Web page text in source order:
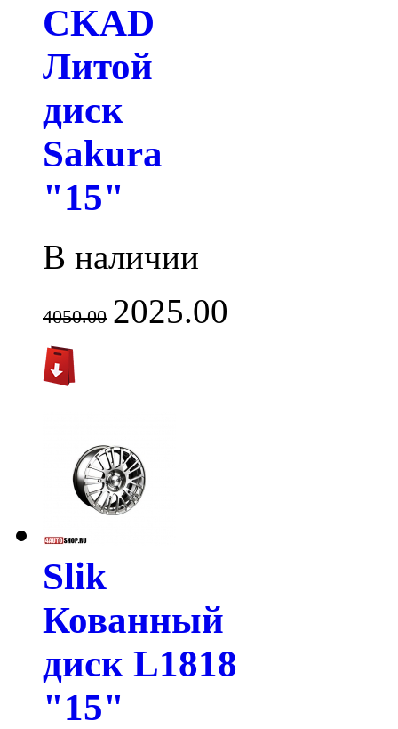
CKAD
Литой
диск
Sakura
"15"
В наличии
4050.00 2025.00
Slik
Кованный
диск L1818
"15"